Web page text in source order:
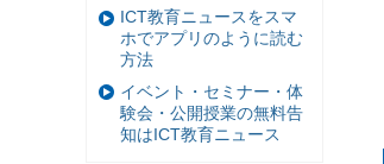
ICT教育ニュースをスマ
ホでアプリのように読む
方法
イベント・セミナー・体
験会・公開授業の無料告
知はICT教育ニュース